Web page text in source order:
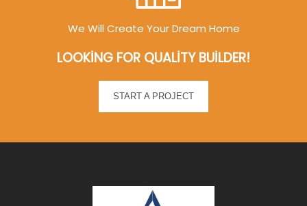
We Will Create Your Dream Home
LOOKING FOR QUALITY BUILDER!
START A PROJECT